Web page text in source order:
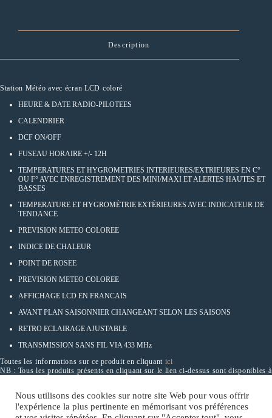
Description
Station Météo avec écran LCD coloré
HEURE & DATE RADIO-PILOTEES
CALENDRIER
DCF ON/OFF
FUSEAU HORAIRE +/- 12H
TEMPERATURES ET HYGROMETRIES INTERIEURES/EXTRIEURES EN C°
OU F° AVEC ENREGISTREMENT DES MINI/MAXI ET ALERTES HAUTES ET
BASSES
TEMPERATURE ET HYGROMÉTRIE EXTÉRIEURES AVEC INDICATEUR DE
TENDANCE
PREVISION METEO COLOREE
INDICE DE CHALEUR
POINT DE ROSEE
PREVISION METEO COLOREE
AFFICHAGE LCD EN FRANCAIS
AVANT PLAN SAISONNIER CHANGEANT SELON LES SAISONS
RETRO ECLAIRAGE AJUSTABLE
TRANSMISSION SANS FIL VIA 433 MHz
Toutes les informations sur ce produit en cliquant ici
NB : Tous les produits présents en cliquant sur le lien ci-dessus sont disponibles à
Nous utilisons des cookies sur notre site Web pour vous offrir
l'expérience la plus pertinente en mémorisant vos préférences